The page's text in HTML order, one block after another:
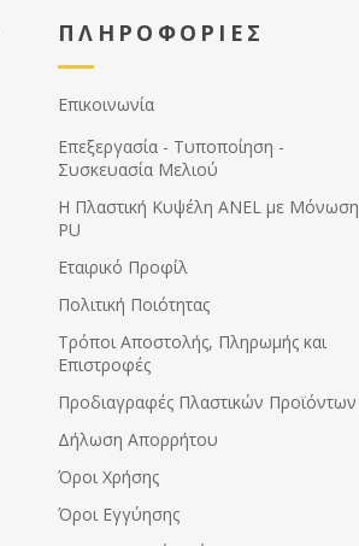
ΠΛΗΡΟΦΟΡΙΕΣ
Επικοινωνία
Επεξεργασία - Τυποποίηση -
Συσκευασία Μελιού
Η Πλαστική Κυψέλη ANEL με Μόνωση
PU
Εταιρικό Προφίλ
Πολιτική Ποιότητας
Τρόποι Αποστολής, Πληρωμής και
Επιστροφές
Προδιαγραφές Πλαστικών Προϊόντων
Δήλωση Απορρήτου
Όροι Χρήσης
Όροι Εγγύησης